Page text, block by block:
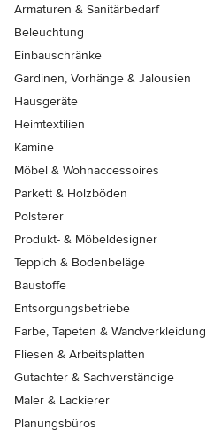
Armaturen & Sanitärbedarf
Beleuchtung
Einbauschränke
Gardinen, Vorhänge & Jalousien
Hausgeräte
Heimtextilien
Kamine
Möbel & Wohnaccessoires
Parkett & Holzböden
Polsterer
Produkt- & Möbeldesigner
Teppich & Bodenbeläge
Baustoffe
Entsorgungsbetriebe
Farbe, Tapeten & Wandverkleidung
Fliesen & Arbeitsplatten
Gutachter & Sachverständige
Maler & Lackierer
Planungsbüros